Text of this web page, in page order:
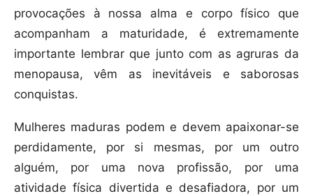
provocações à nossa alma e corpo físico que
acompanham a maturidade, é extremamente
importante lembrar que junto com as agruras da
menopausa, vêm as inevitáveis e saborosas
conquistas.
Mulheres maduras podem e devem apaixonar-se
perdidamente, por si mesmas, por um outro
alguém, por uma nova profissão, por uma
atividade física divertida e desafiadora, por um